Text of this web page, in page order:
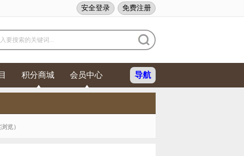
免费注册
安全登录
要搜索的关键词...
积分商城 会员中心 导航
览）